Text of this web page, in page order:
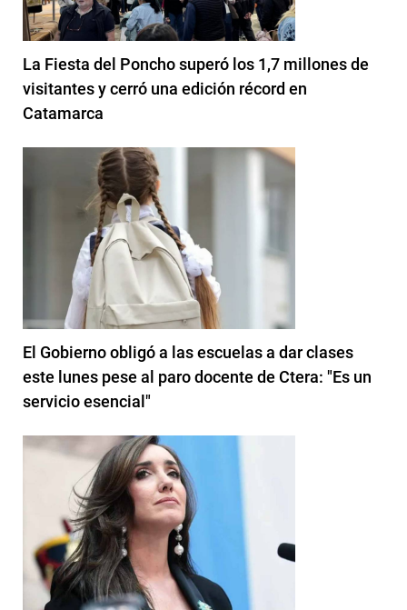
La Fiesta del Poncho superó los 1,7 millones de
visitantes y cerró una edición récord en
Catamarca
El Gobierno obligó a las escuelas a dar clases
este lunes pese al paro docente de Ctera: "Es un
servicio esencial"